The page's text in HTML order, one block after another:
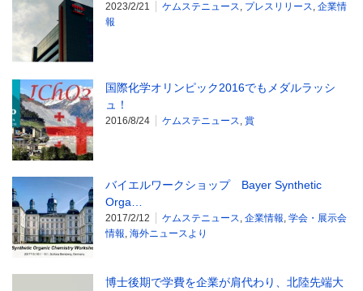
2023/2/21 ケムステニュース, プレスリリース, 企業情
報
国際化学オリンピック2016でもメダルラッシ
ュ！
2016/8/24 ケムステニュース, 賞
バイエルワークショップ Bayer Synthetic
Orga…
2017/2/12 ケムステニュース, 企業情報, 学会・展示会
情報, 海外ニュースより
博士後期で学費を企業が肩代わり、北陸先端大